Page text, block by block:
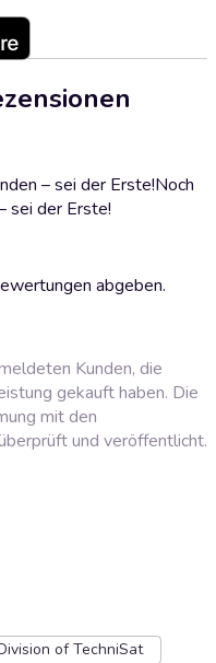
– sei der Erste!Noch
sei der Erste!
abgeben.
Kunden, die
gekauft haben. Die
mit den
und veröffentlicht.
of TechniSat